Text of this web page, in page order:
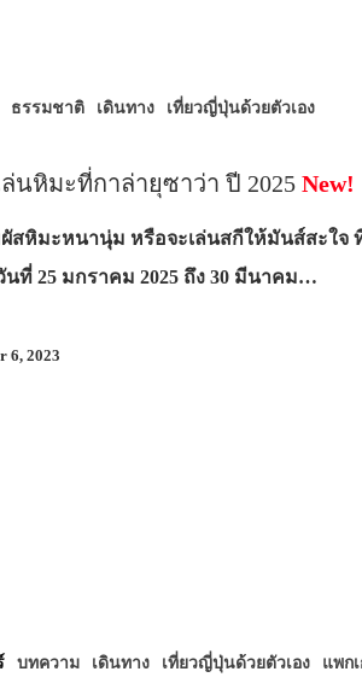
ธรรมชาติ เดินทาง เที่ยวญี่ปุ่นด้วยตัวเอง
ล่นหิมะที่กาล่ายุซาว่า ปี 2025New!
ผัสหิมะหนานุ่ม หรือจะเล่นสกีให้มันส์สะใจ
นที่ 25 มกราคม 2025 ถึง 30 มีนาคม…
6, 2023
บทความ เดินทาง เที่ยวญี่ปุ่นด้วยตัวเอง แพก